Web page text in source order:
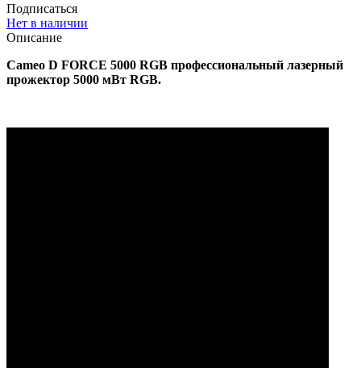
Подписаться
Нет в наличии
Описание
Cameo D FORCE 5000 RGB профессиональный лазерный
прожектор 5000 мВт RGB.